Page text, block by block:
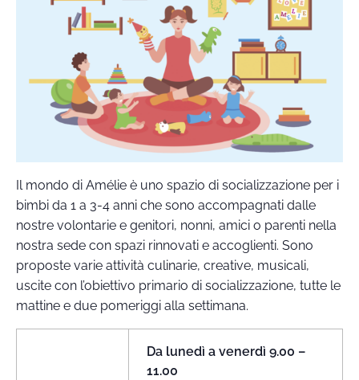
Il mondo di Amélie è uno spazio di socializzazione per i
bimbi da 1 a 3-4 anni che sono accompagnati dalle
nostre volontarie e genitori, nonni, amici o parenti nella
nostra sede con spazi rinnovati e accoglienti. Sono
proposte varie attività culinarie, creative, musicali,
uscite con l’obiettivo primario di socializzazione, tutte le
mattine e due pomeriggi alla settimana.
Da lunedì a venerdì 9.00 –
11.00